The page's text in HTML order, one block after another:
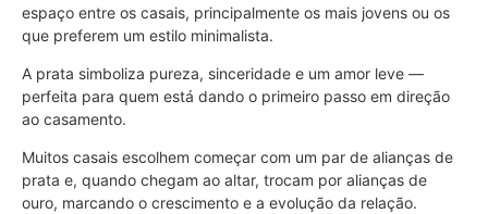
espaço entre os casais, principalmente os mais jovens ou os
que preferem um estilo minimalista.
A prata simboliza pureza, sinceridade e um amor leve —
perfeita para quem está dando o primeiro passo em direção
ao casamento.
Muitos casais escolhem começar com um par de alianças de
prata e, quando chegam ao altar, trocam por alianças de
ouro, marcando o crescimento e a evolução da relação.